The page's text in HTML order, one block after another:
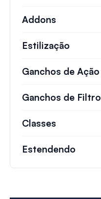
Addons
Estilização
Ganchos de Ação
Ganchos de Filtro
Classes
Estendendo